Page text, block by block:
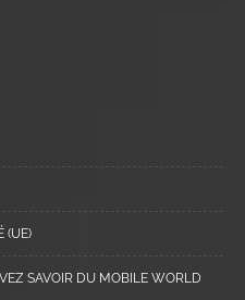
(UE)
SAVOIR DU MOBILE WORLD